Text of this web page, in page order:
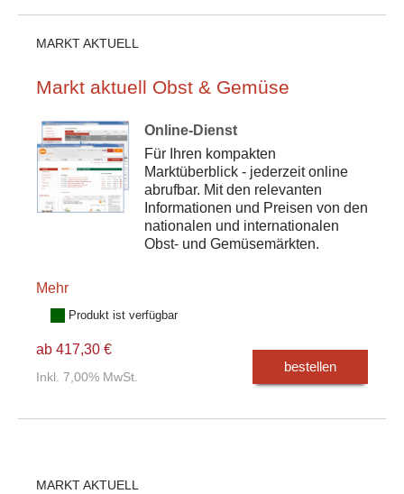
MARKT AKTUELL
Markt aktuell Obst & Gemüse
Online-Dienst
Für Ihren kompakten
Marktüberblick - jederzeit online
abrufbar. Mit den relevanten
Informationen und Preisen von den
nationalen und internationalen
Obst- und Gemüsemärkten.
Mehr
Produkt ist verfügbar
ab 417,30 €
Inkl. 7,00% MwSt.
bestellen
MARKT AKTUELL